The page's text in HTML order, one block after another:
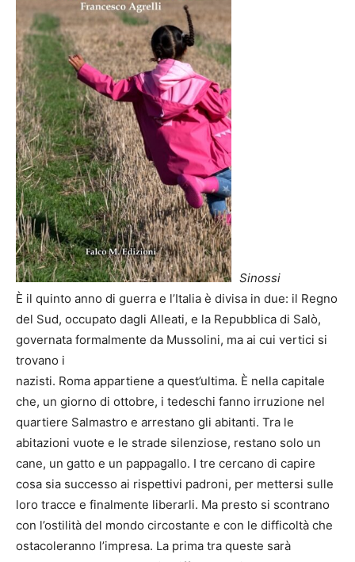
Sinossi
È il quinto anno di guerra e l’Italia è divisa in due: il Regno
del Sud, occupato dagli Alleati, e la Repubblica di Salò,
governata formalmente da Mussolini, ma ai cui vertici si
trovano i
nazisti. Roma appartiene a quest’ultima. È nella capitale
che, un giorno di ottobre, i tedeschi fanno irruzione nel
quartiere Salmastro e arrestano gli abitanti. Tra le
abitazioni vuote e le strade silenziose, restano solo un
cane, un gatto e un pappagallo. I tre cercano di capire
cosa sia successo ai rispettivi padroni, per mettersi sulle
loro tracce e finalmente liberarli. Ma presto si scontrano
con l’ostilità del mondo circostante e con le difficoltà che
ostacoleranno l’impresa. La prima tra queste sarà